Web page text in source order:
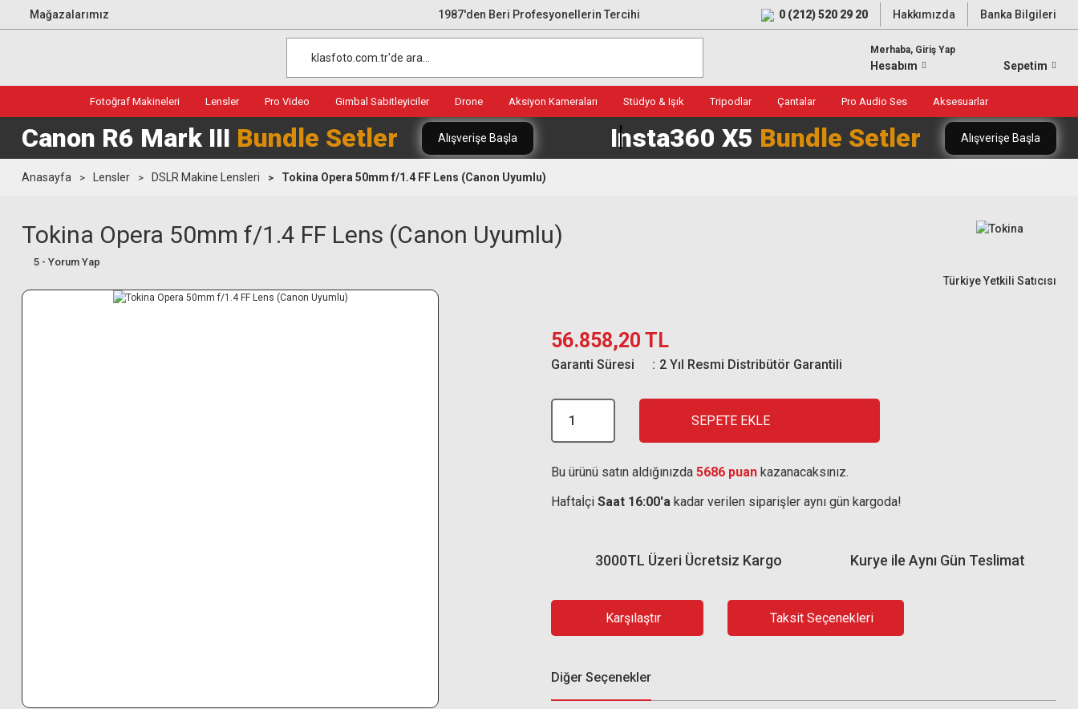
Mağazalarımız 1987'den Beri Profesyonellerin Tercihi 0 (212) 520 29 20 Hakkımızda Banka Bilgileri
Merhaba, Giriş Yap
Hesabım Sepetim
Fotoğraf Makineleri Lensler Pro Video Gimbal Sabitleyiciler Drone Aksiyon Kameraları Stüdyo & Işık Tripodlar Çantalar Pro Audio Ses Aksesuarlar
Canon R6 Mark III Bundle Setler Alışverişe Başla Insta360 X5 Bundle Setler Alışverişe Başla
Anasayfa Lensler DSLR Makine Lensleri Tokina Opera 50mm f/1.4 FF Lens (Canon Uyumlu)
Tokina Opera 50mm f/1.4 FF Lens (Canon Uyumlu)
5 - Yorum Yap
Türkiye Yetkili Satıcısı
56.858,20 TL
Garanti Süresi 2 Yıl Resmi Distribütör Garantili
SEPETE EKLE
Bu ürünü satın aldığınızda 5686 puan kazanacaksınız.
Haftaİçi Saat 16:00'a kadar verilen siparişler aynı gün kargoda!
Kurye ile Aynı Gün Teslimat
3000TL Üzeri Ücretsiz Kargo
Karşılaştır Taksit Seçenekleri
Diğer Seçenekler